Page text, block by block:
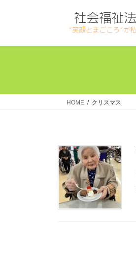
HOME クリスマス